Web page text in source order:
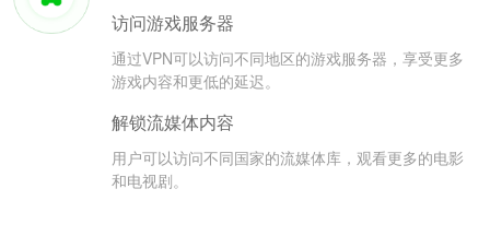
访问游戏服务器
通过VPN可以访问不同地区的游戏服务器，享受更多
游戏内容和更低的延迟。
解锁流媒体内容
用户可以访问不同国家的流媒体库，观看更多的电影
和电视剧。